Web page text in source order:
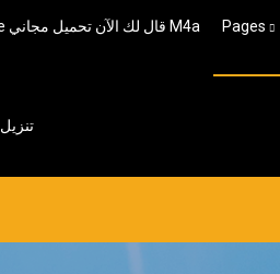
Ive قال لك الآن تحميل مجاني M4a Pages
برنامج تشغيل ويسترن ديجيتال Wd5000abys تنزيل